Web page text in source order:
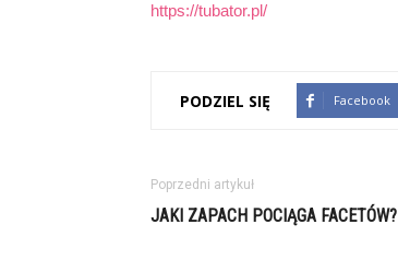
https://tubator.pl/
PODZIEL SIĘ Facebook
Poprzedni artykuł
JAKI ZAPACH POCIĄGA FACETÓW?